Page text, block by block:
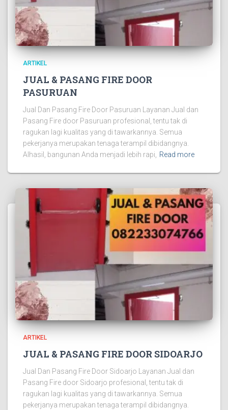
ARTIKEL
JUAL & PASANG FIRE DOOR
PASURUAN
Jual Dan Pasang Fire Door Pasuruan Layanan Jual dan
Pasang Fire door Pasuruan profesional, tentu tak di
ragukan lagi kualitas yang di tawarkannya. Semua
pekerjanya merupakan tenaga terampil dibidangnya.
Alhasil, bangunan Anda menjadi lebih rapi, Read more
ARTIKEL
JUAL & PASANG FIRE DOOR SIDOARJO
Jual Dan Pasang Fire Door Sidoarjo Layanan Jual dan
Pasang Fire door Sidoarjo profesional, tentu tak di
ragukan lagi kualitas yang di tawarkannya. Semua
pekerjanya merupakan tenaga terampil dibidangnya.